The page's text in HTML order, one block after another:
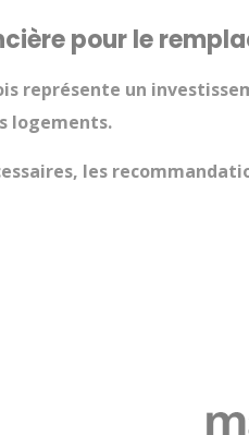
pour le
représente un
logements.
les